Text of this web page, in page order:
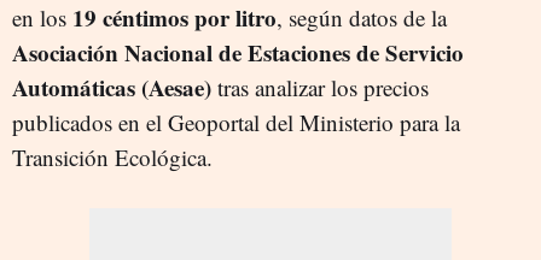
en los 19 céntimos por litro, según datos de la
Asociación Nacional de Estaciones de Servicio
Automáticas (Aesae) tras analizar los precios
publicados en el Geoportal del Ministerio para la
Transición Ecológica.